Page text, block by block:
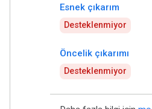
Esnek çıkarım
Desteklenmiyor
Öncelik çıkarımı
Desteklenmiyor